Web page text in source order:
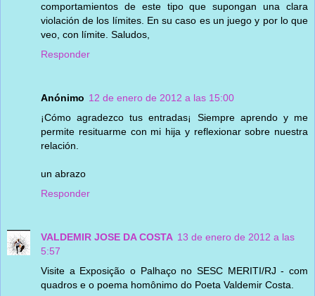
comportamientos de este tipo que supongan una clara
violación de los límites. En su caso es un juego y por lo que
veo, con límite. Saludos,
Responder
Anónimo 12 de enero de 2012 a las 15:00
¡Cómo agradezco tus entradas¡ Siempre aprendo y me
permite resituarme con mi hija y reflexionar sobre nuestra
relación.
un abrazo
Responder
VALDEMIR JOSE DA COSTA 13 de enero de 2012 a las
5:57
Visite a Exposição o Palhaço no SESC MERITI/RJ - com
quadros e o poema homônimo do Poeta Valdemir Costa.